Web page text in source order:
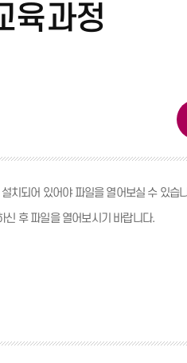
육과정
치되어 있어야 파일을 열어보실 수 있습
후 파일을 열어보시기 바랍니다.